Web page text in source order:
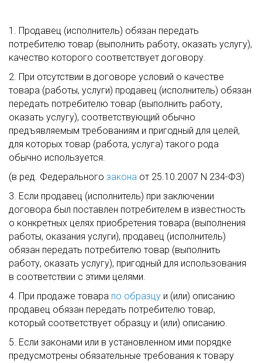
1. Продавец (исполнитель) обязан передать
потребителю товар (выполнить работу, оказать услугу),
качество которого соответствует договору.
2. При отсутствии в договоре условий о качестве
товара (работы, услуги) продавец (исполнитель) обязан
передать потребителю товар (выполнить работу,
оказать услугу), соответствующий обычно
предъявляемым требованиям и пригодный для целей,
для которых товар (работа, услуга) такого рода
обычно используется.
(в ред. Федерального закона от 25.10.2007 N 234-ФЗ)
3. Если продавец (исполнитель) при заключении
договора был поставлен потребителем в известность
о конкретных целях приобретения товара (выполнения
работы, оказания услуги), продавец (исполнитель)
обязан передать потребителю товар (выполнить
работу, оказать услугу), пригодный для использования
в соответствии с этими целями.
4. При продаже товара по образцу и (или) описанию
продавец обязан передать потребителю товар,
который соответствует образцу и (или) описанию.
5. Если законами или в установленном ими порядке
предусмотрены обязательные требования к товару